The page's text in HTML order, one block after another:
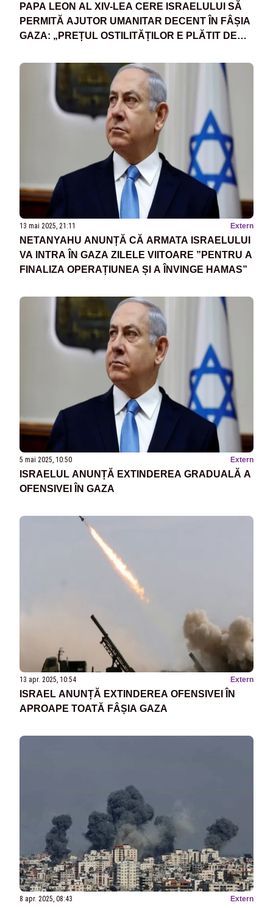
PAPA LEON AL XIV-LEA CERE ISRAELULUI SĂ
PERMITĂ AJUTOR UMANITAR DECENT ÎN FÂȘIA
GAZA: „PREȚUL OSTILITĂȚILOR E PLĂTIT DE
13 mai 2025, 21:11 Extern
NETANYAHU ANUNȚĂ CĂ ARMATA ISRAELULUI
VA INTRA ÎN GAZA ZILELE VIITOARE ”PENTRU A
FINALIZA OPERAȚIUNEA ȘI A ÎNVINGE HAMAS”
5 mai 2025, 10:50 Extern
ISRAELUL ANUNȚĂ EXTINDEREA GRADUALĂ A
OFENSIVEI ÎN GAZA
13 apr. 2025, 10:54 Extern
ISRAEL ANUNȚĂ EXTINDEREA OFENSIVEI ÎN
APROAPE TOATĂ FÂȘIA GAZA
8 apr. 2025, 08:43 Extern